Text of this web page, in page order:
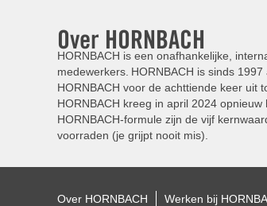
Over HORNBACH
HORNBACH is een onafhankelijke,
medewerkers. HORNBACH is sinds
HORNBACH voor de achttiende keer uit
HORNBACH kreeg in april 2024
HORNBACH-formule zijn de vijf
voorraden (je grijpt nooit mis).
Over HORNBACH Werken bij